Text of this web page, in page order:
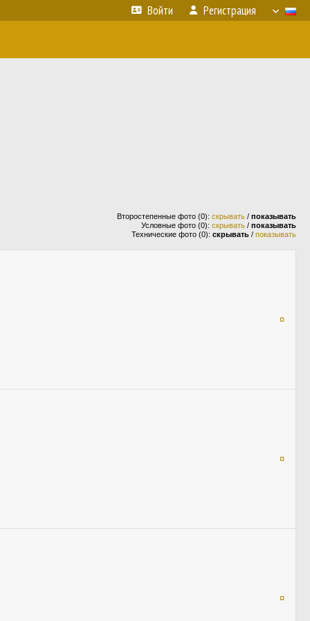
Войти Регистрация
Второстепенные фото (0): скрывать / показывать
Условные фото (0): скрывать / показывать
Технические фото (0): скрывать / показывать
¤
¤
¤